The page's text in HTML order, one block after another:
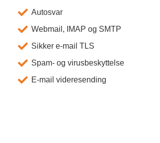
Autosvar
Webmail, IMAP og SMTP
Sikker e-mail TLS
Spam- og virusbeskyttelse
E-mail videresending